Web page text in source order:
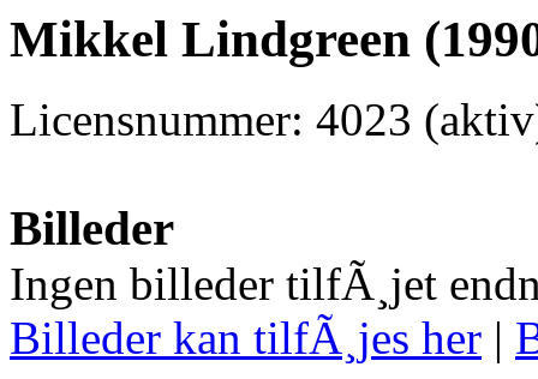
Mikkel Lindgreen
Licensnummer: 4023
Billeder
Ingen billeder tilfÃ¸jet
Billeder kan tilfÃ¸jes her |